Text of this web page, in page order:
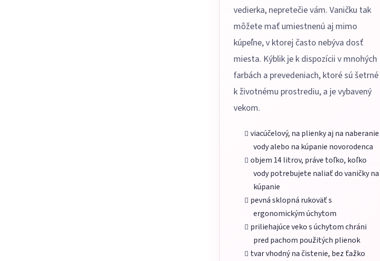
vedierka, nepretečie vám. Vaničku tak
môžete mať umiestnenú aj mimo
kúpeľne, v ktorej často nebýva dosť
miesta. Kýblik je k dispozícii v mnohých
farbách a prevedeniach, ktoré sú šetrné
k životnému prostrediu, a je vybavený
vekom.
viacúčelový, na plienky aj na naberanie
vody alebo na kúpanie novorodenca
objem 14 litrov, práve toľko, koľko
vody potrebujete naliať do vaničky na
kúpanie
pevná sklopná rukoväť s
ergonomickým úchytom
priliehajúce veko s úchytom chráni
pred pachom použitých plienok
tvar vhodný na čistenie, bez ťažko